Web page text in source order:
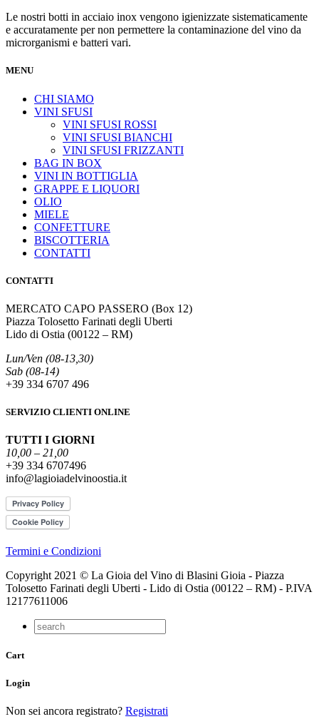
Le nostri botti in acciaio inox vengono igienizzate sistematicamente
e accuratamente per non permettere la contaminazione del vino da
microrganismi e batteri vari.
MENU
CHI SIAMO
VINI SFUSI
VINI SFUSI ROSSI
VINI SFUSI BIANCHI
VINI SFUSI FRIZZANTI
BAG IN BOX
VINI IN BOTTIGLIA
GRAPPE E LIQUORI
OLIO
MIELE
CONFETTURE
BISCOTTERIA
CONTATTI
CONTATTI
MERCATO CAPO PASSERO (Box 12)
Piazza Tolosetto Farinati degli Uberti
Lido di Ostia (00122 – RM)
Lun/Ven (08-13,30)
Sab (08-14)
+39 334 6707 496
SERVIZIO CLIENTI ONLINE
TUTTI I GIORNI
10,00 – 21,00
+39 334 6707496
info@lagioiadelvinoostia.it
Termini e Condizioni
Copyright 2021 © La Gioia del Vino di Blasini Gioia - Piazza
Tolosetto Farinati degli Uberti - Lido di Ostia (00122 – RM) - P.IVA
12177611006
Cart
Login
Non sei ancora registrato? Registrati